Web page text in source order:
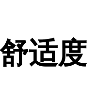
适度